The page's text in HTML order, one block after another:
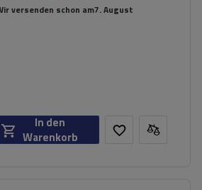
versenden schon am7. August
In den
Warenkorb